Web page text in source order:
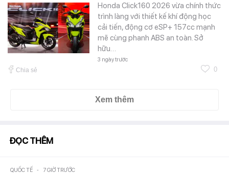
Honda Click160 2026 vừa chính thức
trình làng với thiết kế khí động học
cải tiến, động cơ eSP+ 157cc mạnh
mẽ cùng phanh ABS an toàn. Sở
hữu…
3 ngày trước
Chia sẻ 0
Xem thêm
ĐỌC THÊM
QUỐC TẾ - 7 GIỜ TRƯỚC